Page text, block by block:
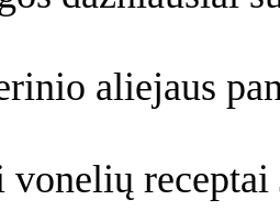
aliejaus
vonelių